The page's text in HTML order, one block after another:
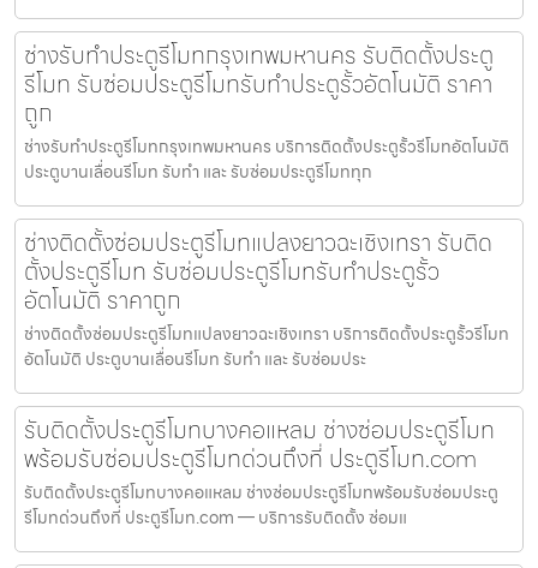
ช่างรับทำประตูรีโมทกรุงเทพมหานคร รับติดตั้งประตู
รีโมท รับซ่อมประตูรีโมทรับทำประตูรั้วอัตโนมัติ ราคา
ถูก
ช่างรับทำประตูรีโมทกรุงเทพมหานคร บริการติดตั้งประตูรั้วรีโมทอัตโนมัติ
ประตูบานเลื่อนรีโมท รับทำ และ รับซ่อมประตูรีโมททุก
ช่างติดตั้งซ่อมประตูรีโมทแปลงยาวฉะเชิงเทรา รับติด
ตั้งประตูรีโมท รับซ่อมประตูรีโมทรับทำประตูรั้ว
อัตโนมัติ ราคาถูก
ช่างติดตั้งซ่อมประตูรีโมทแปลงยาวฉะเชิงเทรา บริการติดตั้งประตูรั้วรีโมท
อัตโนมัติ ประตูบานเลื่อนรีโมท รับทำ และ รับซ่อมประ
รับติดตั้งประตูรีโมทบางคอแหลม ช่างซ่อมประตูรีโมท
พร้อมรับซ่อมประตูรีโมทด่วนถึงที่ ประตูรีโมท.com
รับติดตั้งประตูรีโมทบางคอแหลม ช่างซ่อมประตูรีโมทพร้อมรับซ่อมประตู
รีโมทด่วนถึงที่ ประตูรีโมท.com — บริการรับติดตั้ง ซ่อมแ